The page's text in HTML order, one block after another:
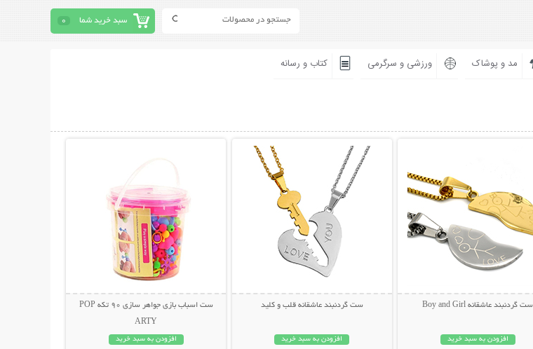
سبد خرید شما 0
مد و پوشاک ورزشی و سرگرمی کتاب و رسانه
ست گردنبند عاشقانه Boy and Girl
افزودن به سبد خرید
ست گردنبند عاشقانه قلب و کلید
افزودن به سبد خرید
ست اسباب بازی جواهر سازی 90 تکه POP
ARTY
افزودن به سبد خرید